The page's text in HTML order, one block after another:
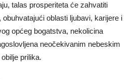
talas prosperiteta će zahvatiti
oblasti ljubavi, karijere i
općeg bogatstva, nekolicina
neočekivanim nebeskim
prilika.